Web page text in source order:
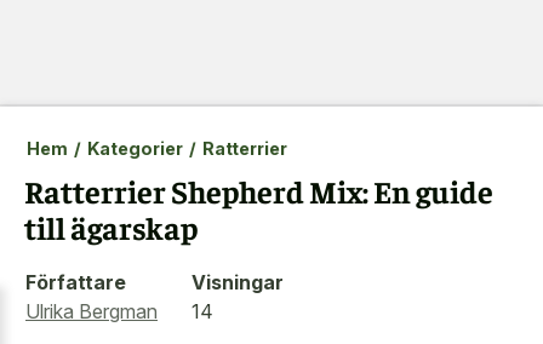
Hem / Kategorier / Ratterrier
Ratterrier Shepherd Mix: En guide
till ägarskap
Författare
Ulrika Bergman
Visningar
14